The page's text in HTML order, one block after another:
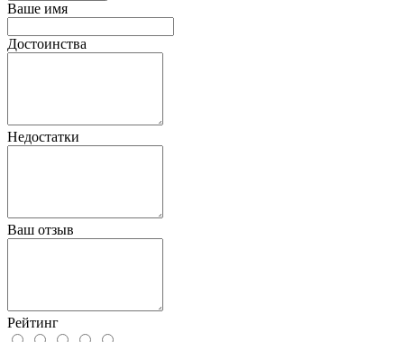
Ваше имя
Достоинства
Недостатки
Ваш отзыв
Рейтинг